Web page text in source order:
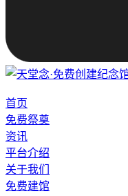
首页
免费祭奠
资讯
平台介绍
关于我们
免费建馆